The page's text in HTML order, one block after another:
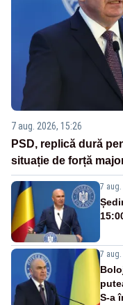
7 aug. 2026, 15:26
PSD, replică dură
situație de forță
7 aug.
7 aug.
S-a